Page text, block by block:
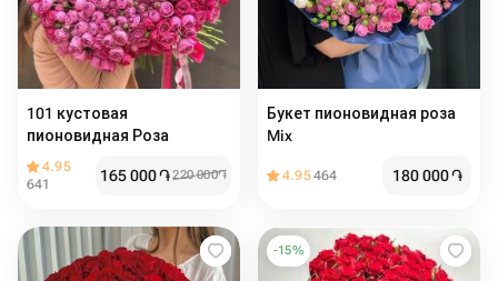
101 кустовая
пионовидная Роза
4.95
641
165 000֏220 000֏
Букет пионовидная роза
Mix
4.95464 180 000֏
-15%